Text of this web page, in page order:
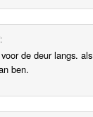
de deur langs. als
ben.